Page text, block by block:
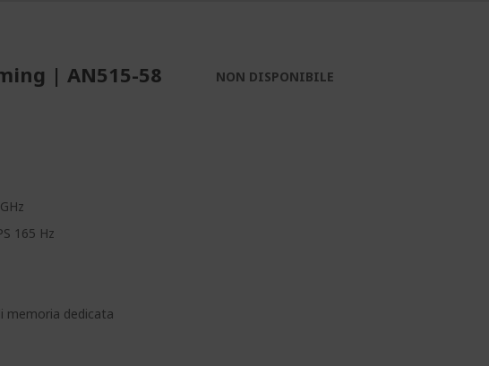
| AN515-58
165 Hz
memoria dedicata
NON DISPONIBILE